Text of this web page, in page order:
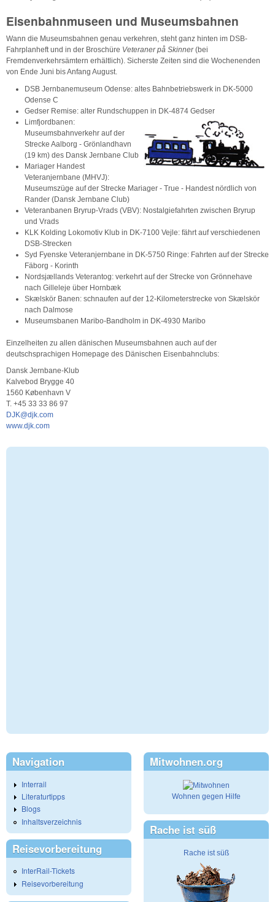
Eisenbahnmuseen und Museumsbahnen
Wann die Museumsbahnen genau verkehren, steht ganz hinten im DSB-
Fahrplanheft und in der Broschüre Veteraner på Skinner(bei
Fremdenverkehrsämtern erhältlich). Sicherste Zeiten sind die Wochenenden
von Ende Juni bis Anfang August.
DSB Jernbanemuseum Odense: altes Bahnbetriebswerk in DK-5000
Odense C
Gedser Remise: alter Rundschuppen in DK-4874 Gedser
Limfjordbanen:
Museumsbahnverkehr auf der
Strecke Aalborg - Grönlandhavn
(19 km) des Dansk Jernbane Club
Mariager Handest
Veteranjernbane (MHVJ):
Museumszüge auf der Strecke Mariager - True - Handest nördlich von
Rander (Dansk Jernbane Club)
Veteranbanen Bryrup-Vrads (VBV): Nostalgiefahrten zwischen Bryrup
und Vrads
KLK Kolding Lokomotiv Klub in DK-7100 Vejle: fährt auf verschiedenen
DSB-Strecken
Syd Fyenske Veteranjernbane in DK-5750 Ringe: Fahrten auf der Strecke
Fäborg - Korinth
Nordsjællands Veterantog: verkehrt auf der Strecke von Grönnehave
nach Gilleleje über Hornbæk
Skælskör Banen: schnaufen auf der 12-Kilometerstrecke von Skælskör
nach Dalmose
Museumsbanen Maribo-Bandholm in DK-4930 Maribo
Einzelheiten zu allen dänischen Museumsbahnen auch auf der
deutschsprachigen Homepage des Dänischen Eisenbahnclubs:
Dansk Jernbane-Klub
Kalvebod Brygge 40
1560 København V
T. +45 33 33 86 97
DJK@djk.com
www.djk.com
Navigation
Interrail
Literaturtipps
Blogs
Inhaltsverzeichnis
Reisevorbereitung
InterRail-Tickets
Reisevorbereitung
Mitwohnen.org
Wohnen gegen Hilfe
Rache ist süß
Rache ist süß